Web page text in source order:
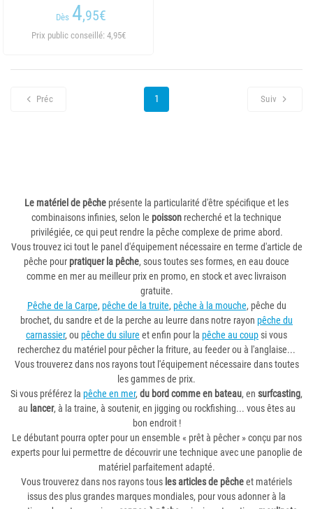
Dès 4,95€
Prix public conseillé: 4,95€
Préc 1 Suiv
Le matériel de pêche présente la particularité d'être spécifique et les
combinaisons infinies, selon le poisson recherché et la technique
privilégiée, ce qui peut rendre la pêche complexe de prime abord.
Vous trouvez ici tout le panel d'équipement nécessaire en terme d'article de
pêche pour pratiquer la pêche, sous toutes ses formes, en eau douce
comme en mer au meilleur prix en promo, en stock et avec livraison
gratuite.
Pêche de la Carpe, pêche de la truite, pêche à la mouche, pêche du
brochet, du sandre et de la perche au leurre dans notre rayon pêche du
carnassier, ou pêche du silure et enfin pour la pêche au coup si vous
recherchez du matériel pour pêcher la friture, au feeder ou à l'anglaise...
Vous trouverez dans nos rayons tout l'équipement nécessaire dans toutes
les gammes de prix.
Si vous préférez la pêche en mer, du bord comme en bateau, en surfcasting,
au lancer, à la traine, à soutenir, en jigging ou rockfishing... vous êtes au
bon endroit !
Le débutant pourra opter pour un ensemble « prêt à pêcher » conçu par nos
experts pour lui permettre de découvrir une technique avec une panoplie de
matériel parfaitement adapté.
Vous trouverez dans nos rayons tous les articles de pêcheet matériels
issus des plus grandes marques mondiales, pour vous adonner à la